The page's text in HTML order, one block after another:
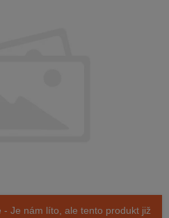
Je nám líto, ale tento produkt již